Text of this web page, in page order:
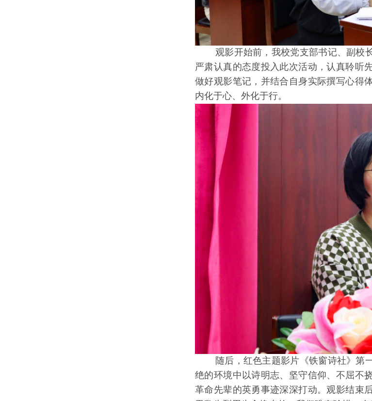
观影开始前，我校党支部书记、副校
严肃认真的态度投入此次活动，认真聆听
做好观影笔记，并结合自身实际撰写心得
内化于心、外化于行。
随后，红色主题影片《铁窗诗社》第
绝的环境中 以诗明志、坚守信仰、 不屈不
革命先辈的英勇事迹深深打动。观影结束